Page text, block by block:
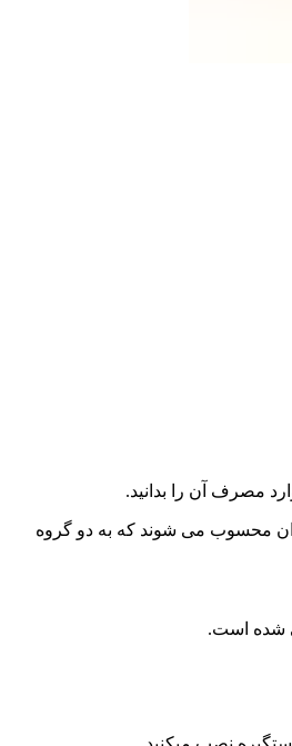
مصرف آن را بدانید.
محسوب می شوند که به دو گروه
شده است.